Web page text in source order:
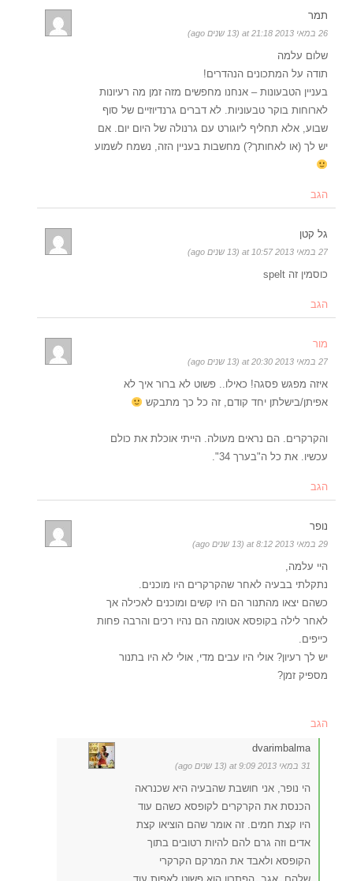
תמר
26 במאי 2013 at 21:18 (13 שנים ago)
שלום עלמה
תודה על המתכונים הנהדרים!
בעניין הטבעונות – אנחנו מחפשים מזה זמן מה רעיונות
לארוחות בוקר טבעוניות. לא דברים גרנדיוזיים של סוף
שבוע, אלא תחליף ליוגורט עם גרנולה של היום יום. אם
יש לך (או לאחותך?) מחשבות בעניין הזה, נשמח לשמוע
הגב
גל קטן
27 במאי 2013 at 10:57 (13 שנים ago)
כוסמין זה spelt
הגב
מור
27 במאי 2013 at 20:30 (13 שנים ago)
איזה מפגש פסגה! כאילו.. פשוט לא ברור איך לא
אפיתן/בישלתן יחד קודם, זה כל כך מתבקש
והקרקרים. הם נראים מעולה. הייתי אוכלת את כולם
עכשיו. את כל ה"בערך 34".
הגב
נופר
29 במאי 2013 at 8:12 (13 שנים ago)
היי עלמה,
נתקלתי בבעיה לאחר שהקרקרים היו מוכנים.
כשהם יצאו מהתנור הם היו קשים ומוכנים לאכילה אך
לאחר לילה בקופסא אטומה הם נהיו רכים והרבה פחות
כייפים.
יש לך רעיון? אולי היו עבים מדי, אולי לא היו בתנור
מספיק זמן?
הגב
dvarimbalma
31 במאי 2013 at 9:09 (13 שנים ago)
הי נופר, אני חושבת שהבעיה היא שכנראה
הכנסת את הקרקרים לקופסא כשהם עוד
היו קצת חמים. זה אומר שהם הוציאו קצת
אדים וזה גרם להם להיות רטובים בתוך
הקופסא ולאבד את המרקם הקרקרי